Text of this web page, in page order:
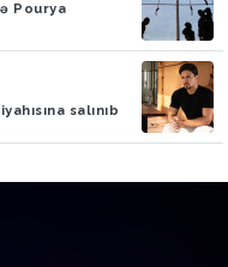
Pourya
salınıb